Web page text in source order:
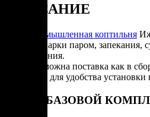
ОПИСАНИЕ
Промышленная коптильня
проварки паром, запекания,
питания.
Возможна поставка как в
виде для удобства
УЖЕ В БАЗОВОЙ